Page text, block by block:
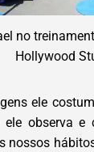
no
Hollywood
ele
observa e
nossos